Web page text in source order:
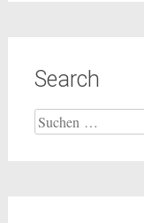
Search
Suche
nach: